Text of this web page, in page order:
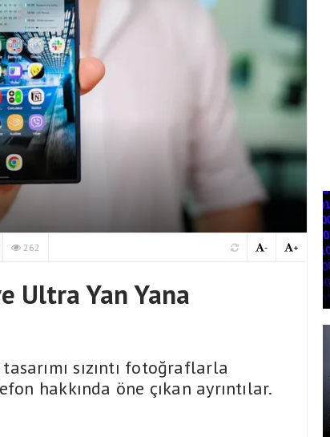
262 +
-
Ultra Yan Yana
sızıntı fotoğraflarla
hakkında öne çıkan ayrıntılar.